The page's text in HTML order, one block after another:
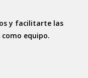
y facilitarte las
equipo.